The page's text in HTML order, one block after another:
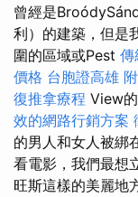
曾經是
利）的建築，但是
圍的區域或Pest 傳
價格 台胞證高雄
復推拿療程 View
效的網路行銷方案
的男人和女人被綁
看電影，我們最想
旺斯這樣的美麗地